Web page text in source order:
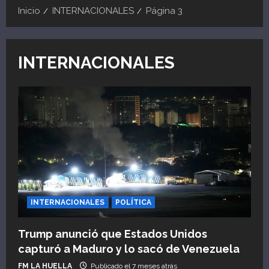
Inicio INTERNACIONALES Página 3
INTERNACIONALES
INTERNACIONALES POLÍTICA
Trump anunció que Estados Unidos
capturó a Maduro y lo sacó de Venezuela
FM LA HUELLA Publicado el 7 meses atrás